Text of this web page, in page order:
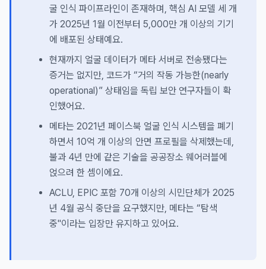
굴 인식 파이프라인이 존재하며, 핵심 AI 모델 세 개
가 2025년 1월 이전부터 5,000만 개 이상의 기기
에 배포된 상태예요.
현재까지 얼굴 데이터가 메타 서버로 전송됐다는
증거는 없지만, 코드가 “거의 작동 가능한(nearly
operational)” 상태임을 독립 보안 연구자들이 확
인했어요.
메타는 2021년 페이스북 얼굴 인식 시스템을 폐기
하면서 10억 개 이상의 안면 프로필을 삭제했는데,
불과 4년 만에 같은 기술을 공공장소 웨어러블에
얹으려 한 셈이에요.
ACLU, EPIC 포함 70개 이상의 시민단체가 2025
년 4월 공식 중단을 요구했지만, 메타는 “탐색
중"이라는 입장만 유지하고 있어요.